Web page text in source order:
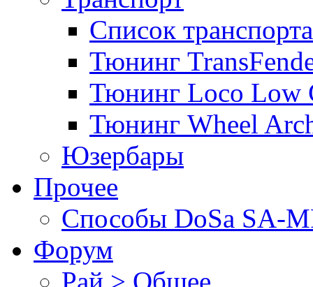
Список транспорта
Тюнинг
Тюнинг Loco Low
Тюнинг Wheel
Юзербары
Прочее
Cпособы DoSа SA-
Форум